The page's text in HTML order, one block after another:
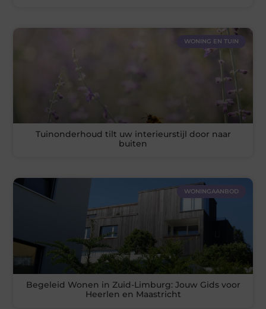
WONING EN TUIN
Tuinonderhoud tilt uw interieurstijl door naar
buiten
WONINGAANBOD
Begeleid Wonen in Zuid-Limburg: Jouw Gids voor
Heerlen en Maastricht